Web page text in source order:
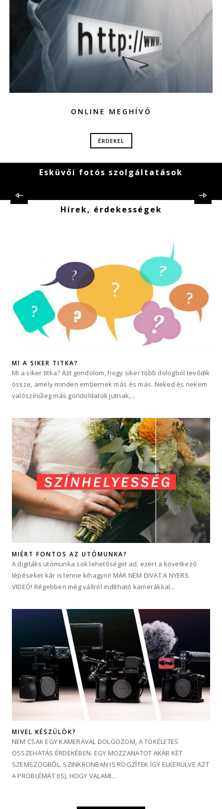
ONLINE MEGHÍVÓ
ÉRDEKEL
Esküvői fotós szolgáltatások
Hírek, érdekességek
MI A SIKER TITKA?
Mi a siker titka? Azt gondolom, hogy siker több dologból tevődik
össze, amely minden embernek más és más. Neked és nekem
valószínűleg más gondoldatok jutnak,...
MIÉRT FONTOS AZ UTÓMUNKA?
A digitális utómunka sok lehetőséget ad, ezért a következő
lépéseket kár is lenne kihagyni! MÁR NEM DIVAT A NYERS
VIDEÓ! Régebben még vállról indítható kamerákkal...
MIVEL KÉSZÜLÖK?
NEM CSAK EGY KAMERÁVAL DOLGOZOM, A TÖKÉLETES
ÖSSZEHATÁS ÉRDEKÉBEN. EGY MOZZANATOT AKÁR KÉT
SZEMSZÖGBŐL, SZINKRONBAN IS RÖGZÍTEK ÍGY ELKERÜLVE AZT
A PROBLÉMÁT (IS), HOGY VALAMI...